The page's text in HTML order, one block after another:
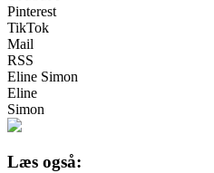
Pinterest
TikTok
Mail
RSS
Eline Simon
Eline
Simon
Læs også: